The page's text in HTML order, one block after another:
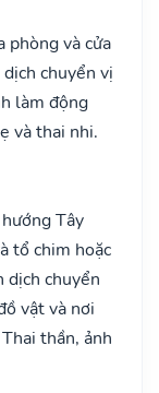
phòng và cửa
chuyển vị
làm động
và thai nhi.
Tây
tổ chim hoặc
dịch chuyển
vật và nơi
thần, ảnh